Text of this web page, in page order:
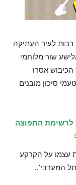
רבות לעיר העתיקה
שור מלוחמי
אסרו
סיכון מובנים
לרשימת התפוצה
עצמו על הקרקע
המערבי'..